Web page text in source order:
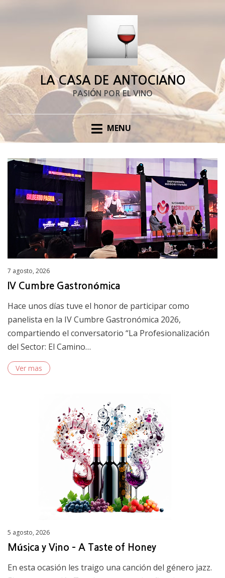
LA CASA DE ANTOCIANO
PASIÓN POR EL VINO
MENU
Posted
on
7 agosto, 2026
IV Cumbre Gastronómica
Hace unos días tuve el honor de participar como
panelista en la IV Cumbre Gastronómica 2026,
compartiendo el conversatorio “La Profesionalización
del Sector: El Camino…
Ver mas
Posted
on
5 agosto, 2026
Música y Vino – A Taste of Honey
En esta ocasión les traigo una canción del género jazz.